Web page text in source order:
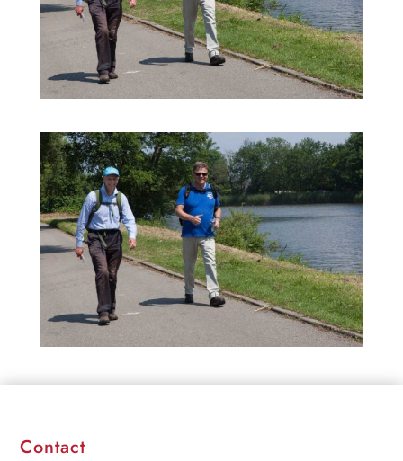
Contact